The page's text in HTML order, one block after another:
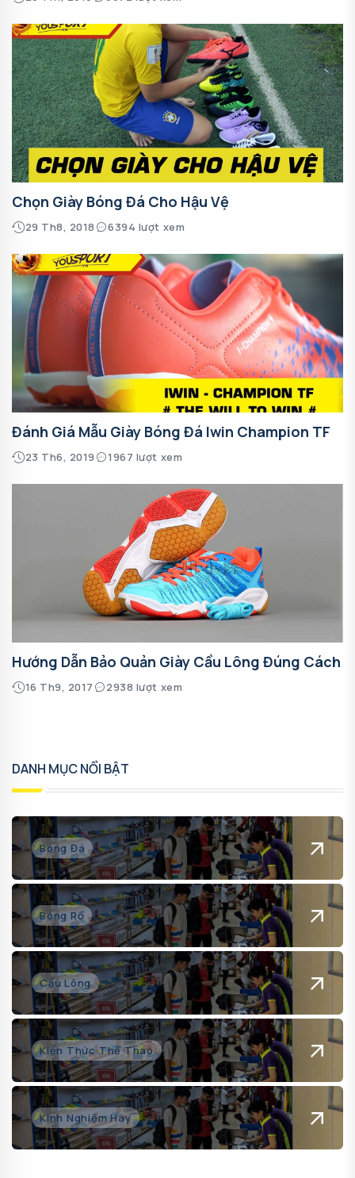
Chọn Giày Bóng Đá Cho Hậu Vệ
29 Th8, 2018 6394 lượt xem
Đánh Giá Mẫu Giày Bóng Đá Iwin Champion TF
23 Th6, 2019 1967 lượt xem
Hướng Dẫn Bảo Quản Giày Cầu Lông Đúng Cách
16 Th9, 2017 2938 lượt xem
DANH MỤC NỔI BẬT
Bóng Đá
Bóng Rổ
Cầu Lông
Kiến Thức Thể Thao
Kinh Nghiệm Hay